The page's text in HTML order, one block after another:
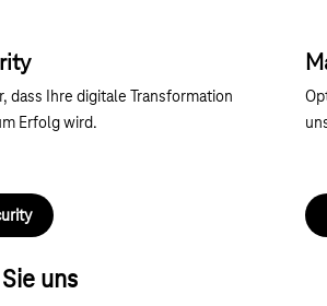
dass Ihre digitale Transformation
Erfolg wird.
uns